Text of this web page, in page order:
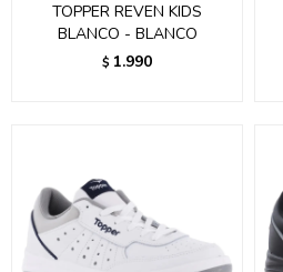
TOPPER REVEN KIDS
BLANCO - BLANCO
$ 1.990